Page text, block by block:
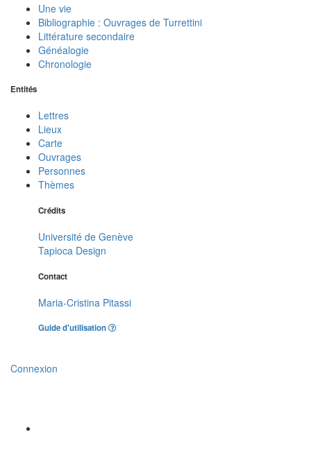
Une vie
Bibliographie : Ouvrages de Turrettini
Littérature secondaire
Généalogie
Chronologie
Entités
Lettres
Lieux
Carte
Ouvrages
Personnes
Thèmes
Crédits
Université de Genève
Tapioca Design
Contact
Maria-Cristina Pitassi
Guide d'utilisation
Connexion